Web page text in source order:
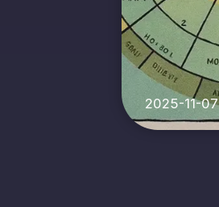
2025-11-07